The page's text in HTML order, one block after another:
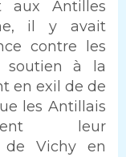
aux Antilles
il y avait
contre les
soutien à la
en exil de de
les Antillais
leur
de Vichy en